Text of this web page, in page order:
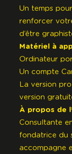
Un temps
renforcer
d’être
Matériel à
Ordinateur
Un compte
La version
version
À propos de
Consultante
fondatrice du
accompagne